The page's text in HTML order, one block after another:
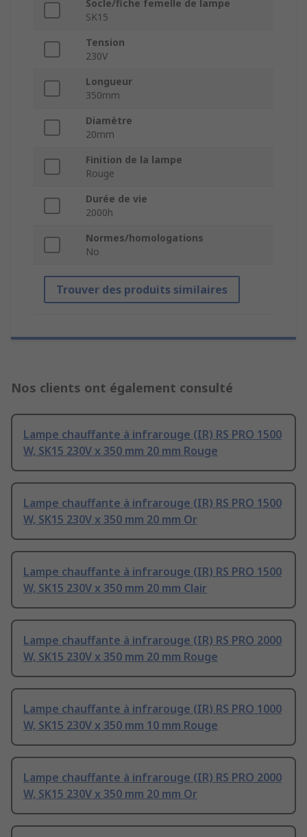
Socle/fiche femelle de lampe
SK15
Tension
230V
Longueur
350mm
Diamètre
20mm
Finition de la lampe
Rouge
Durée de vie
2000h
Normes/homologations
No
Trouver des produits similaires
Nos clients ont également consulté
Lampe chauffante à infrarouge (IR) RS PRO 1500
W, SK15 230V x 350 mm 20 mm Rouge
Lampe chauffante à infrarouge (IR) RS PRO 1500
W, SK15 230V x 350 mm 20 mm Or
Lampe chauffante à infrarouge (IR) RS PRO 1500
W, SK15 230V x 350 mm 20 mm Clair
Lampe chauffante à infrarouge (IR) RS PRO 2000
W, SK15 230V x 350 mm 20 mm Rouge
Lampe chauffante à infrarouge (IR) RS PRO 1000
W, SK15 230V x 350 mm 10 mm Rouge
Lampe chauffante à infrarouge (IR) RS PRO 2000
W, SK15 230V x 350 mm 20 mm Or